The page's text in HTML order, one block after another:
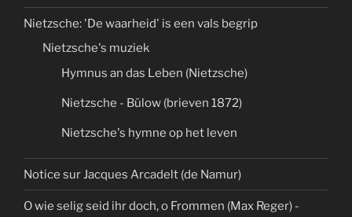
Nietzsche: 'De waarheid' is een vals begrip
Nietzsche's muziek
Hymnus an das Leben (Nietzsche)
Nietzsche - Bülow (brieven 1872)
Nietzsche's hymne op het leven
Notice sur Jacques Arcadelt (de Namur)
O wie selig seid ihr doch, o Frommen (Max Reger) -